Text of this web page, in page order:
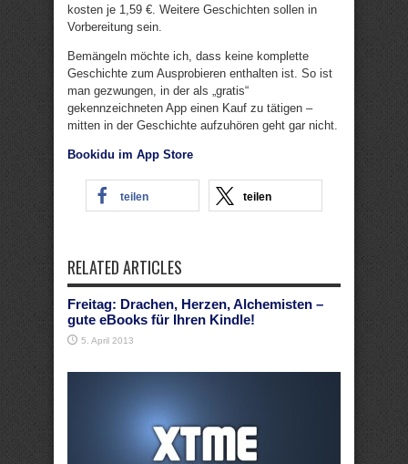
kosten je 1,59 €. Weitere Geschichten sollen in
Vorbereitung sein.
Bemängeln möchte ich, dass keine komplette
Geschichte zum Ausprobieren enthalten ist. So ist
man gezwungen, in der als „gratis“
gekennzeichneten App einen Kauf zu tätigen –
mitten in der Geschichte aufzuhören geht gar nicht.
Bookidu im App Store
teilen teilen
RELATED ARTICLES
Freitag: Drachen, Herzen, Alchemisten –
gute eBooks für Ihren Kindle!
5. April 2013